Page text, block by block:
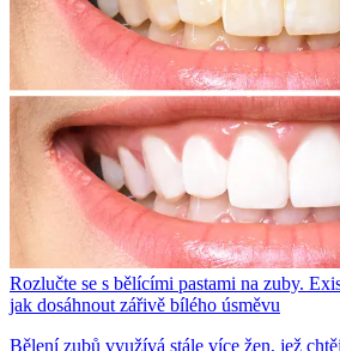
Rozlučte se s bělícími pastami na zuby.
jak dosáhnout zářivě bílého úsměvu
Bělení zubů využívá stále více žen, jež